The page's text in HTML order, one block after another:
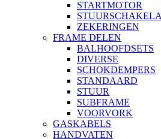
STARTMOTOR
ZEKERINGEN
FRAME DELEN
BALHOOFDSETS
DIVERSE
SCHOKDEMPERS
STANDAARD
STUUR
SUBFRAME
VOORVORK
GASKABELS
HANDVATEN